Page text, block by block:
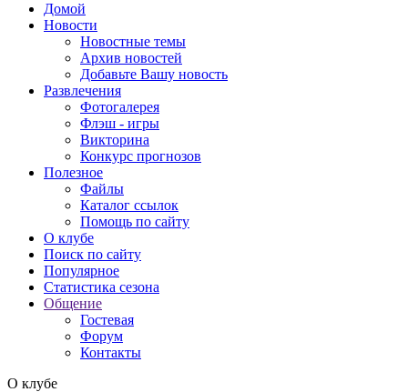
Домой
Новости
Новостные темы
Архив новостей
Добавьте Вашу новость
Развлечения
Фотогалерея
Флэш - игры
Викторина
Конкурс прогнозов
Полезное
Файлы
Каталог ссылок
Помощь по сайту
О клубе
Поиск по сайту
Популярное
Статистика сезона
Общение
Гостевая
Форум
Контакты
О клубе